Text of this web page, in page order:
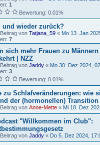
1
Bewertung: 0.01%
und wieder zurück?
von Tatjana_59 « Mo 13. Jan
7
sich mehr Frauen zu
| NZZ
von Jaddy « Mo 30. Dez 2024,
3
Bewertung: 0.01%
zu Schlafveränderungen: wie
der (hormonellen) Transition
von Anne-Mette « Mi 18. Dez
"Willkommen im Club":
von Jaddy « Do 5. Dez 2024,